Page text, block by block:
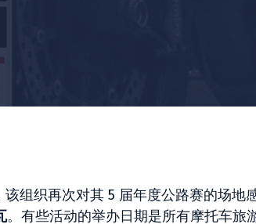
组织再次对其 5 届年度公路赛的场地
。有些活动的举办日期是所有摩托车旅